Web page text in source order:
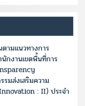
ตามแนวทางการ
นักงานเขตพื้นที่การ
มส่งเสริมความ
: II) ประจำ